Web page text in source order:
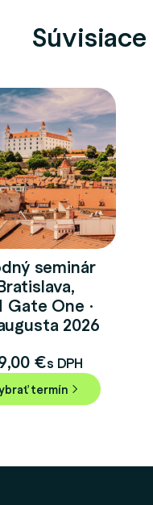
seminár
Gate One ·
2026
€s DPH
termín